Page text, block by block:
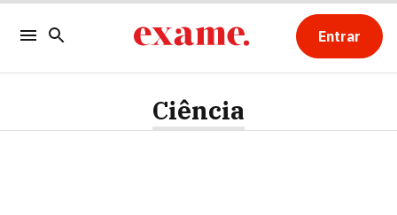
Entrar
Ciência